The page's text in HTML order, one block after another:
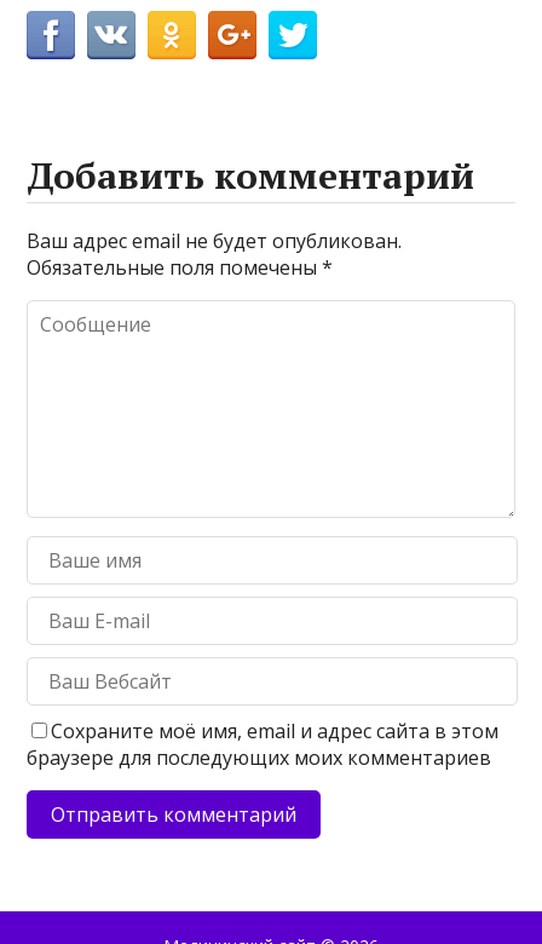
Добавить комментарий
Ваш адрес email не будет опубликован.
Обязательные поля помечены*
Сохраните моё имя, email и адрес сайта в этом
браузере для последующих моих комментариев